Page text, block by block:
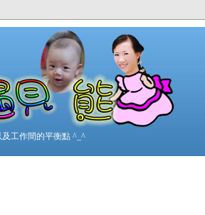
工作間的平衡點 ^_^